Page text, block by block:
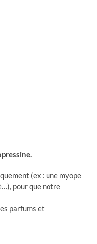
(ex : une myope
pour que notre
parfums et